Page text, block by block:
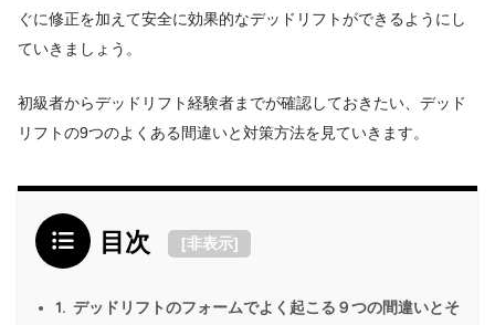
ぐに修正を加えて安全に効果的なデッドリフトができるようにし
ていきましょう。
初級者からデッドリフト経験者までが確認しておきたい、デッド
リフトの9つのよくある間違いと対策方法を見ていきます。
目次 [非表示]
1. デッドリフトのフォームでよく起こる９つの間違いとそ